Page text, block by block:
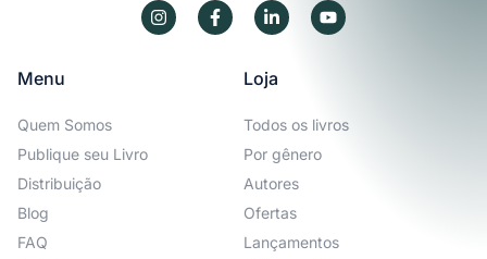
Menu
Quem Somos
Publique seu Livro
Distribuição
Blog
FAQ
Loja
Todos os livros
Por gênero
Autores
Ofertas
Lançamentos